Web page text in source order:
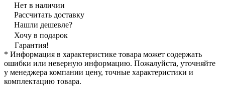
Нет в наличии
Рассчитать доставку
Нашли дешевле?
Хочу в подарок
Гарантия!
* Информация в характеристике товара может содержать
ошибки или неверную информацию. Пожалуйста, уточняйте
у менеджера компании цену, точные характеристики и
комплектацию товара.